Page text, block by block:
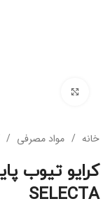
خانه مواد مصرفی
SELECTA